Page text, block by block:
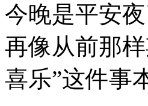
今晚是平安
再像从前那
喜乐”这件事